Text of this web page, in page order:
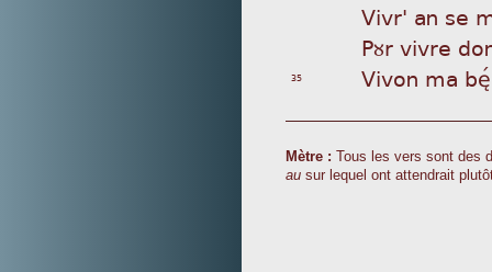
Vivr' an se
Pùr vivre
35 Vivon ma
Mètre : Tous les vers sont des
au sur lequel ont attendrait